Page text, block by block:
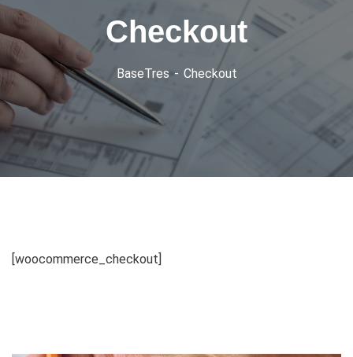
Checkout
BaseTres Checkout
[woocommerce_checkout]